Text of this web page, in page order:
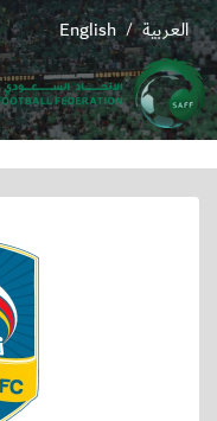
English / العربية